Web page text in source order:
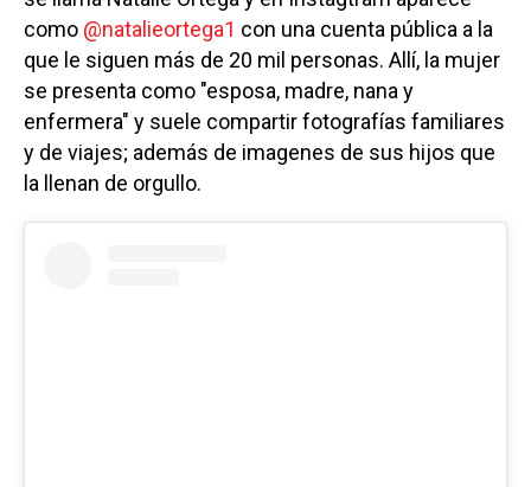
como @natalieortega1 con una cuenta pública a la
que le siguen más de 20 mil personas. Allí, la mujer
se presenta como "esposa, madre, nana y
enfermera" y suele compartir fotografías familiares
y de viajes; además de imagenes de sus hijos que
la llenan de orgullo.